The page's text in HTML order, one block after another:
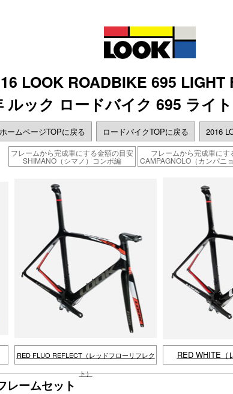
LOOK ROADBIKE 695 LIGHT
ルック ロードバイク 695 ライ
ホームページTOPに戻る ロードバイクTOPに戻る 2016
フレームから完成車にする金額の目安
SHIMANO（シマノ）コンポ編
フレームから完成車にす
CAMPAGNOLO（カンパニ
RED FLUO REFLECT（レッドフローリフレク
ト）
RED WHITE（
レームセット